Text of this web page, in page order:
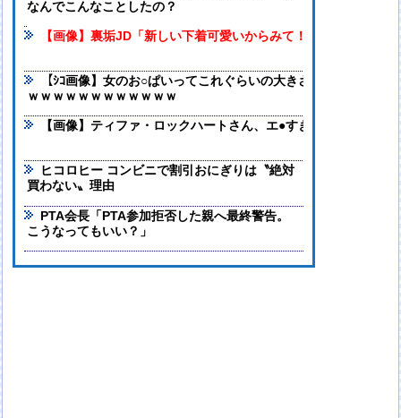
なんでこんなことしたの？
【画像】裏垢JD「新しい下着可愛いからみて！」www
【ｼｺ画像】女のお○ぱいってこれぐらいの大きさが一番エ口いよ
ｗｗｗｗｗｗｗｗｗｗｗｗ
【画像】ティファ・ロックハートさん、エ●すぎるｗｗｗ
ヒコロヒー コンビニで割引おにぎりは〝絶対
買わない〟理由
PTA会長「PTA参加拒否した親へ最終警告。
こうなってもいい？」